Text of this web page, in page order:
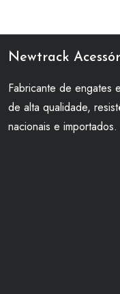
Newtrack
Fabricante de engates
de alta qualidade,
nacionais e importados.